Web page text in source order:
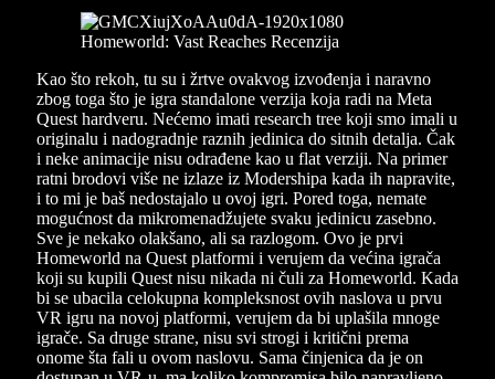
Kao što rekoh, tu su i žrtve ovakvog izvođenja i naravno
zbog toga što je igra standalone verzija koja radi na Meta
Quest hardveru. Nećemo imati research tree koji smo imali u
originalu i nadogradnje raznih jedinica do sitnih detalja. Čak
i neke animacije nisu odrađene kao u flat verziji. Na primer
ratni brodovi više ne izlaze iz Modershipa kada ih napravite,
i to mi je baš nedostajalo u ovoj igri. Pored toga, nemate
mogućnost da mikromenadžujete svaku jedinicu zasebno.
Sve je nekako olakšano, ali sa razlogom. Ovo je prvi
Homeworld na Quest platformi i verujem da većina igrača
koji su kupili Quest nisu nikada ni čuli za Homeworld. Kada
bi se ubacila celokupna kompleksnost ovih naslova u prvu
VR igru na novoj platformi, verujem da bi uplašila mnoge
igrače. Sa druge strane, nisu svi strogi i kritični prema
onome šta fali u ovom naslovu. Sama činjenica da je on